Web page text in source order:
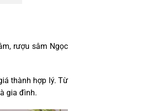
rượu sâm Ngọc
thành hợp lý. Từ
gia đình.